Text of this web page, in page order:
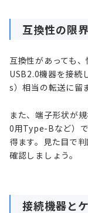
互換性の限界
互換性があっても
USB2.0機器を接続
s）相当の転送に留
また、端子形状が
0用Type-Bなど）
得ます。見た目で
確認しましょう。
接続機器と